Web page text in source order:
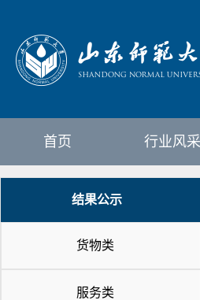
首页 行业风采
结果公示
货物类
服务类